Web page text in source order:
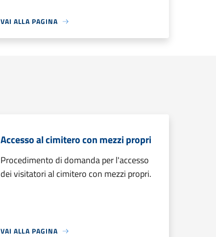
VAI ALLA PAGINA
Accesso al cimitero con mezzi propri
Procedimento di domanda per l'accesso
dei visitatori al cimitero con mezzi propri.
VAI ALLA PAGINA